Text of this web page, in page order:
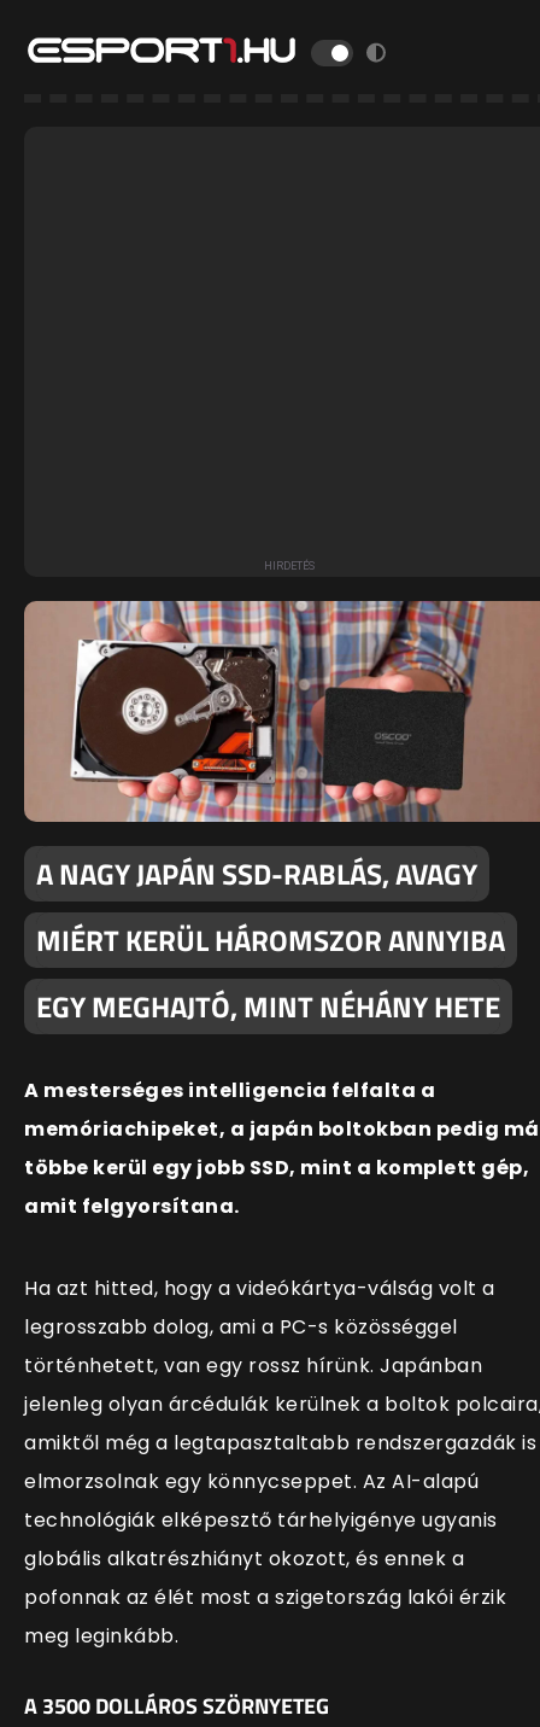
A NAGY JAPÁN SSD-RABLÁS, AVAGY
MIÉRT KERÜL HÁROMSZOR ANNYIBA
EGY MEGHAJTÓ, MINT NÉHÁNY HETE
A mesterséges intelligencia felfalta a
memóriachipeket, a japán boltokban pedig
többe kerül egy jobb SSD, mint a komplett gép,
amit felgyorsítana.
Ha azt hitted, hogy a videókártya-válság volt a
legrosszabb dolog, ami a PC-s közösséggel
történhetett, van egy rossz hírünk. Japánban
jelenleg olyan árcédulák kerülnek a boltok
amiktől még a legtapasztaltabb rendszergazdák is
elmorzsolnak egy könnycseppet. Az AI-alapú
technológiák elképesztő tárhelyigénye ugyanis
globális alkatrészhiányt okozott, és ennek a
pofonnak az élét most a szigetország lakói érzik
meg leginkább.
A 3500 DOLLÁROS SZÖRNYETEG